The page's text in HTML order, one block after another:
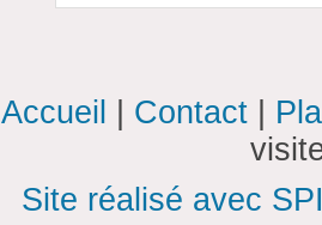
Accueil Contact
Site réalisé avec